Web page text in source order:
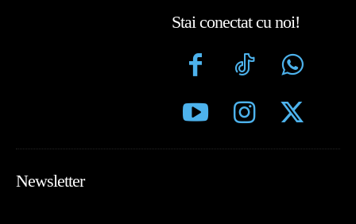
Stai conectat cu noi!
Newsletter